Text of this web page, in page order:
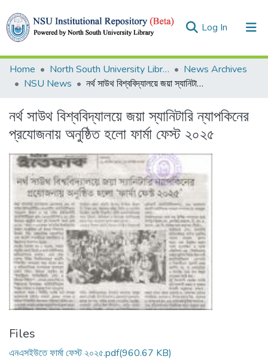
Log In (current)
Collections
Statistics
Home North South University Library
News Archives
NSU News
নর্থ সাউথ বিশ্ববিদ্যালয়ে জয়া স্যানিটারি ন্যাপকিনের প্রযোজনায় অনুষ্ঠিত হলো ফার্মা ফেস্ট ২০২৫
নর্থ সাউথ বিশ্ববিদ্যালয়ে জয়া স্যানিটারি ন্যাপকিনের
প্রযোজনায় অনুষ্ঠিত হলো ফার্মা ফেস্ট ২০২৫
Files
এনএসইউতে ফার্মা ফেস্ট ২০২৫.pdf(960.67 KB)